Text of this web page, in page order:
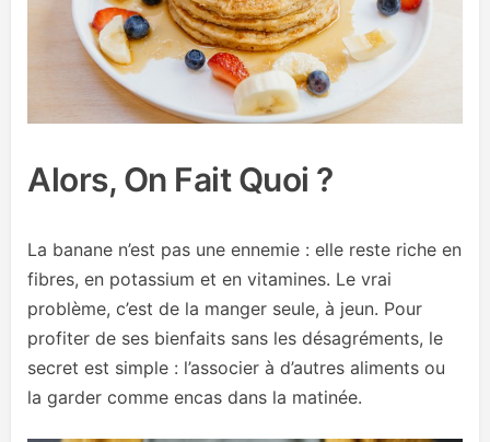
Alors, On Fait Quoi ?
La banane n’est pas une ennemie : elle reste riche en
fibres, en potassium et en vitamines. Le vrai
problème, c’est de la manger seule, à jeun. Pour
profiter de ses bienfaits sans les désagréments, le
secret est simple : l’associer à d’autres aliments ou
la garder comme encas dans la matinée.